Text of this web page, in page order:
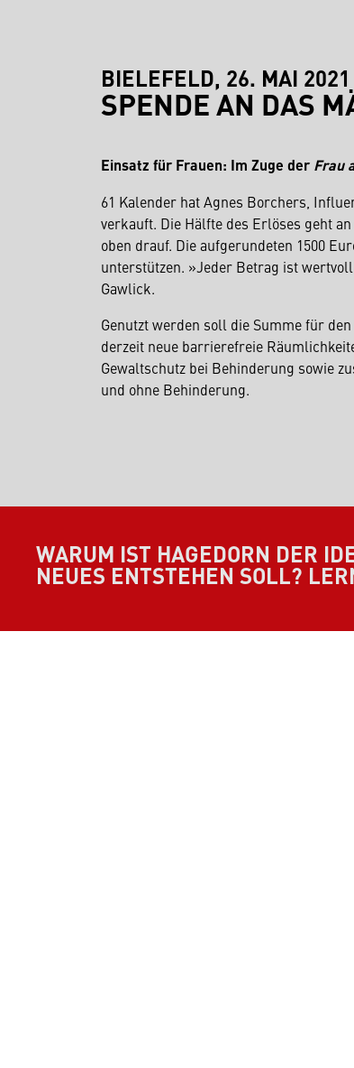
WARUM IST HAGEDORN DER
NEUES ENTSTEHEN SOLL?
BIELEFELD, 26. MAI 2021
SPENDE AN DAS
Einsatz für Frauen: Im Zuge der Frau
61 Kalender hat Agnes Borchers,
verkauft. Die Hälfte des Erlöses geht
oben drauf. Die aufgerundeten 1500
unterstützen. »Jeder Betrag ist
Gawlick.
Genutzt werden soll die Summe für
derzeit neue barrierefreie
Gewaltschutz bei Behinderung sowie
und ohne Behinderung.